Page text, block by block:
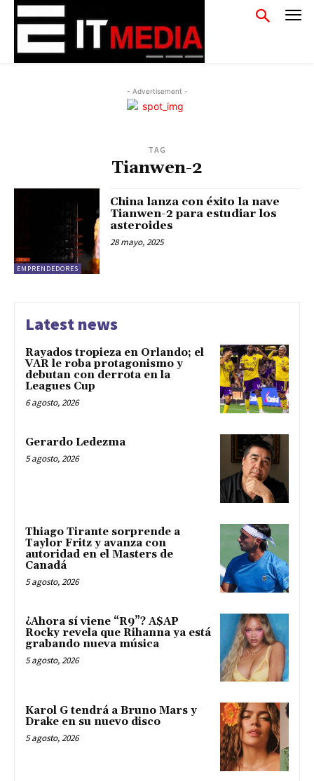
- Advertisement -
TAG
Tianwen-2
EMPRENDEDORES
China lanza con éxito la nave
Tianwen-2 para estudiar los
asteroides
28 mayo, 2025
Latest news
Rayados tropieza en Orlando; el
VAR le roba protagonismo y
debutan con derrota en la
Leagues Cup
6 agosto, 2026
Gerardo Ledezma
5 agosto, 2026
Thiago Tirante sorprende a
Taylor Fritz y avanza con
autoridad en el Masters de
Canadá
5 agosto, 2026
¿Ahora sí viene “R9”? A$AP
Rocky revela que Rihanna ya está
grabando nueva música
5 agosto, 2026
Karol G tendrá a Bruno Mars y
Drake en su nuevo disco
5 agosto, 2026